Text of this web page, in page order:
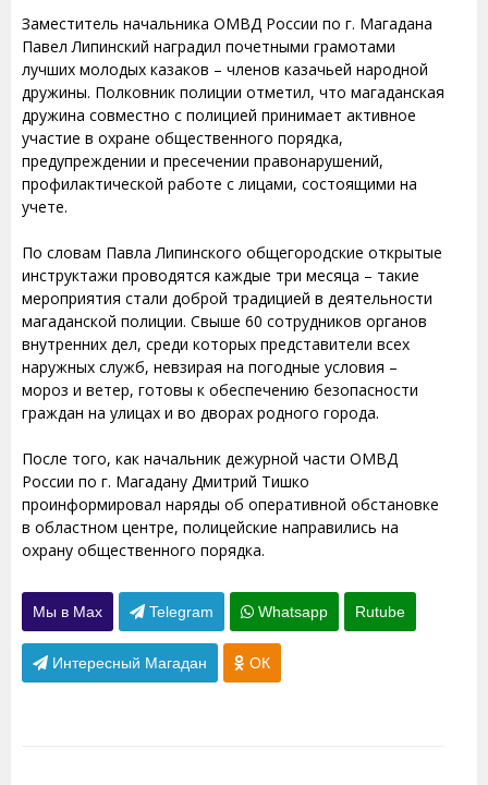
Заместитель начальника ОМВД России по г. Магадана
Павел Липинский наградил почетными грамотами
лучших молодых казаков – членов казачьей народной
дружины. Полковник полиции отметил, что магаданская
дружина совместно с полицией принимает активное
участие в охране общественного порядка,
предупреждении и пресечении правонарушений,
профилактической работе с лицами, состоящими на
учете.
По словам Павла Липинского общегородские открытые
инструктажи проводятся каждые три месяца – такие
мероприятия стали доброй традицией в деятельности
магаданской полиции. Свыше 60 сотрудников органов
внутренних дел, среди которых представители всех
наружных служб, невзирая на погодные условия –
мороз и ветер, готовы к обеспечению безопасности
граждан на улицах и во дворах родного города.
После того, как начальник дежурной части ОМВД
России по г. Магадану Дмитрий Тишко
проинформировал наряды об оперативной обстановке
в областном центре, полицейские направились на
охрану общественного порядка.
Мы в Max Telegram Whatsapp Rutube
Интересный Магадан ОК